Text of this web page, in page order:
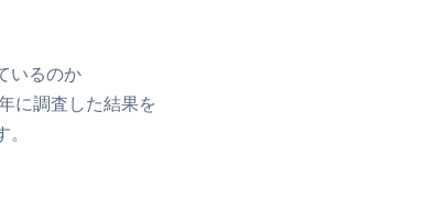
いるのか
に調査した結果を